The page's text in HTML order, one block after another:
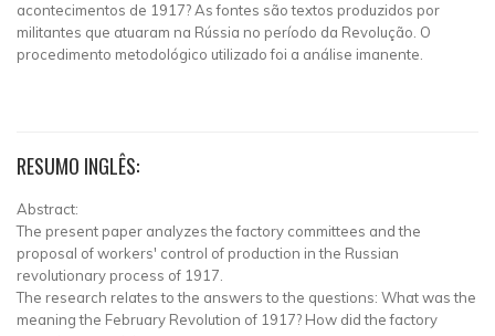
acontecimentos de 1917? As fontes são textos produzidos por
militantes que atuaram na Rússia no período da Revolução. O
procedimento metodológico utilizado foi a análise imanente.
RESUMO INGLÊS:
Abstract:
The present paper analyzes the factory committees and the
proposal of workers' control of production in the Russian
revolutionary process of 1917.
The research relates to the answers to the questions: What was the
meaning the February Revolution of 1917? How did the factory